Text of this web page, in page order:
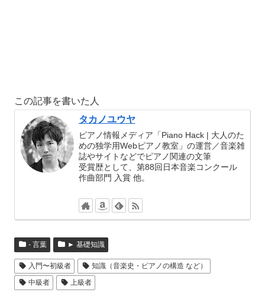
この記事を書いた人
タカノユウヤ
ピアノ情報メディア「Piano Hack | 大人のた
めの独学用Webピアノ教室」の運営／音楽雑
誌やサイトなどでピアノ関連の文筆
受賞歴として、第88回日本音楽コンクール
作曲部門 入賞 他。
- 言葉 ► 基礎知識
入門〜初級者
知識（音楽史・ピアノの構造 など）
中級者
上級者